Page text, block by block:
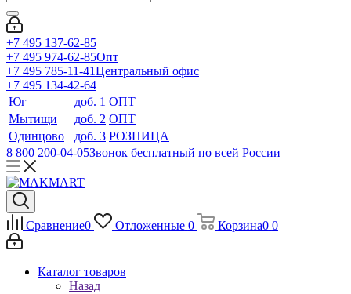
+7 495 137-62-85
+7 495 974-62-85Опт
+7 495 785-11-41Центральный офис
+7 495 134-42-64
Юг
доб. 1 ОПТ
Мытищи
доб. 2 ОПТ
Одинцово
доб. 3 РОЗНИЦА
8 800 200-04-05Звонок бесплатный по всей России
Сравнение0 Отложенные 0 Корзина0 0
Каталог товаров
Назад